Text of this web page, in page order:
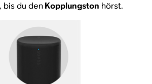
bis du denKopplungston hörst.